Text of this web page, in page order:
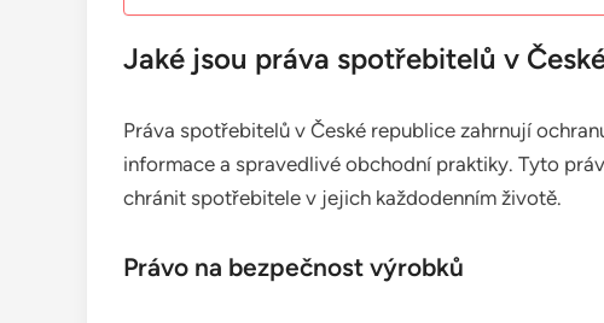
Jaké jsou práva spotřebitelů v
Práva spotřebitelů v České republice zahrnují
informace a spravedlivé obchodní praktiky. Tyto
chránit spotřebitele v jejich každodenním životě.
Právo na bezpečnost výrobků